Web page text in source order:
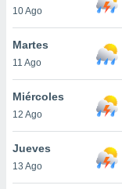
de
10 Ago
Martes
11 Ago
Miércoles
12 Ago
Jueves
13 Ago